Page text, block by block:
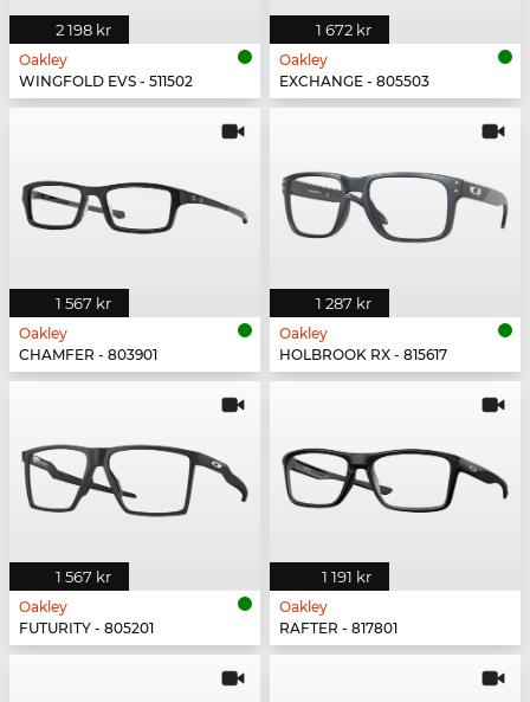
2 198 kr
Oakley
WINGFOLD EVS - 511502
1 672 kr
Oakley
EXCHANGE - 805503
1 567 kr
Oakley
CHAMFER - 803901
1 287 kr
Oakley
HOLBROOK RX - 815617
1 567 kr
Oakley
FUTURITY - 805201
1 191 kr
Oakley
RAFTER - 817801